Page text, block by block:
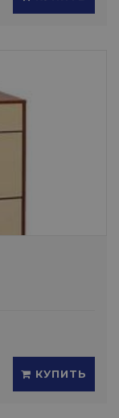
КУПИТЬ